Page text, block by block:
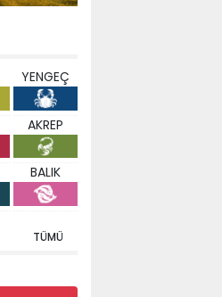
YENGEÇ
AKREP
BALIK
TÜMÜ